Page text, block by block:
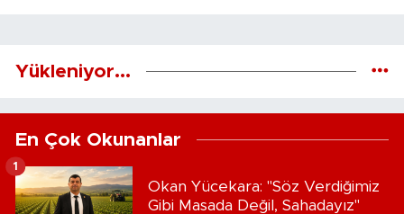
Yükleniyor...
En Çok Okunanlar
Okan Yücekara: "Söz Verdiğimiz
Gibi Masada Değil, Sahadayız"
1